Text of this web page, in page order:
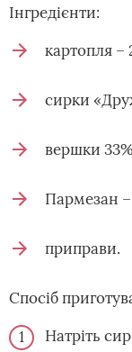
Інгредієнти:
картопля –
сирки
вершки
Пармезан –
приправи.
Спосіб
Натріть